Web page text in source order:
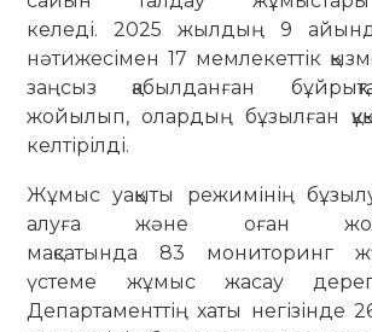
келеді. 2025 жылдың 9
нәтижесімен 17 мемлекеттік
заңсыз қабылданған
жойылып, олардың бұзылған
келтірілді.
Жұмыс уақыты режимінің
алуға және оған
мақсатында 83 мониторинг
үстеме жұмыс жасау
Департаменттің хаты негізінде